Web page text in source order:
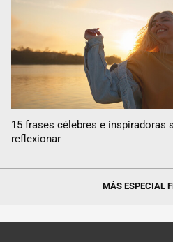
15 frases célebres e inspiradoras
reflexionar
MÁS ESPECIAL